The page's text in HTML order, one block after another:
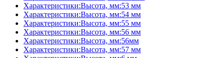
Характеристики:Высота, мм:53 мм
Характеристики:Высота, мм:54 мм
Характеристики:Высота, мм:55 мм
Характеристики:Высота, мм:56 мм
Характеристики:Высота, мм:56мм
Характеристики:Высота, мм:57 мм